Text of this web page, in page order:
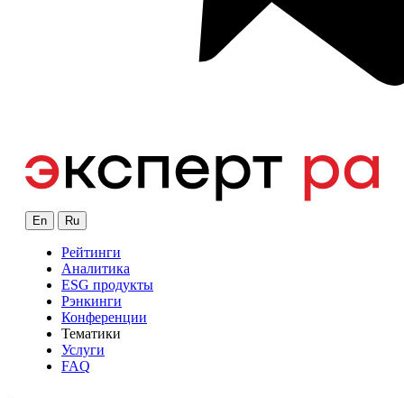
En Ru
Рейтинги
Аналитика
ESG продукты
Рэнкинги
Конференции
Тематики
Услуги
FAQ